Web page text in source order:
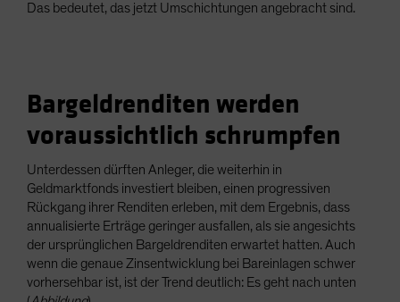
Das bedeutet, das jetzt Umschichtungen angebracht sind.
Bargeldrenditen werden
voraussichtlich schrumpfen
Unterdessen dürften Anleger, die weiterhin in
Geldmarktfonds investiert bleiben, einen progressiven
Rückgang ihrer Renditen erleben, mit dem Ergebnis, dass
annualisierte Erträge geringer ausfallen, als sie angesichts
der ursprünglichen Bargeldrenditen erwartet hatten. Auch
wenn die genaue Zinsentwicklung bei Bareinlagen schwer
vorhersehbar ist, ist der Trend deutlich: Es geht nach unten